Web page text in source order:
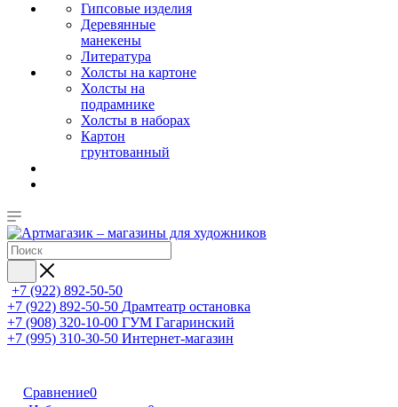
Гипсовые изделия
Деревянные
манекены
Литература
Холсты на картоне
Холсты на
подрамнике
Холсты в наборах
Картон
грунтованный
+7 (922) 892-50-50
+7 (922) 892-50-50 Драмтеатр остановка
+7 (908) 320-10-00 ГУМ Гагаринский
+7 (995) 310-30-50 Интернет-магазин
Сравнение0